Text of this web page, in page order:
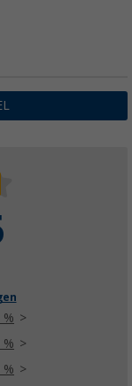
%
%
%